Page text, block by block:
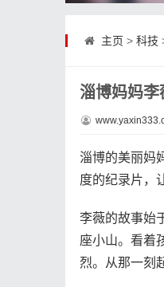
主页 > 科技
淄博妈妈
淄博的美丽妈
度的纪录片，
李薇的故事始
座小山。看着
烈。从那一刻